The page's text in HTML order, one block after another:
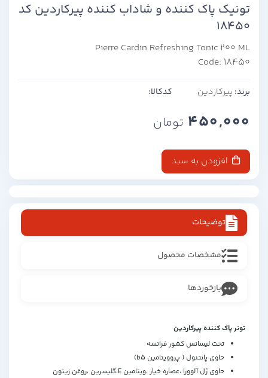
تونیک پاک کننده و شاداب کننده پیرکاردین کد
18450
Pierre Cardin Refreshing Tonic 200 ML
Code: 18450
برند: پیرکاردین کدکالا:
450,000 تومان
افزودن به سبد
توضیحات
مشخصات محصول
بازخوردها
تونر پاک کننده پیرکاردین
تحت لیسانس کشور فرانسه
حاوی پانتنول ( پروویتامین b5)
حاوی ژل آلوورا ،عصاره خیار ،ویتامین E،گلیسرین ،روغن زیتون